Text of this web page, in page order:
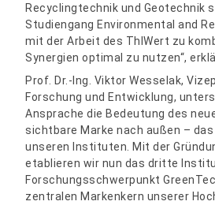
Recyclingtechnik und Geotechnik
Studiengang Environmental and
mit der Arbeit des ThIWert zu
Synergien optimal zu nutzen“,
Prof. Dr.-Ing. Viktor Wesselak,
Forschung und Entwicklung,
Ansprache die Bedeutung des
sichtbare Marke nach außen –
unseren Instituten. Mit der
etablieren wir nun das dritte
Forschungsschwerpunkt
zentralen Markenkern unserer